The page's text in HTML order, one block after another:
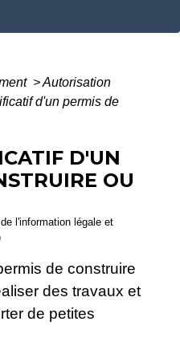
>Autorisation
d'un permis de
D'UN
OU
l'information légale et
de construire
des travaux et
de petites